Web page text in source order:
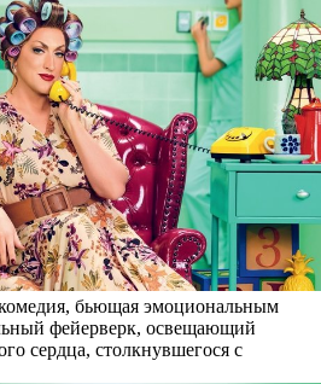
бьющая эмоциональным
фейерверк, освещающий
сердца, столкнувшегося с